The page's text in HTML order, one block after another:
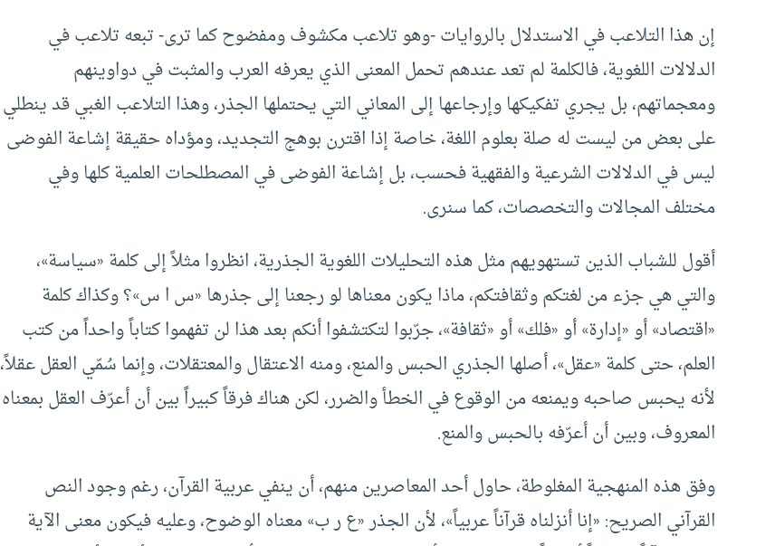
إن هذا التلاعب في الاستدلال بالروايات -وهو تلاعب مكشوف ومفضوح كما ترى- تبعه تلاعب في
الدلالات اللغوية، فالكلمة لم تعد عندهم تحمل المعنى الذي يعرفه العرب والمثبت في دواوينهم
ومعجماتهم، بل يجري تفكيكها وإرجاعها إلى المعاني التي يحتملها الجذر، وهذا التلاعب الغبي قد ينطلي
على بعض من ليست له صلة بعلوم اللغة، خاصة إذا اقترن بوهج التجديد، ومؤداه حقيقة إشاعة الفوضى
ليس في الدلالات الشرعية والفقهية فحسب، بل إشاعة الفوضى في المصطلحات العلمية كلها وفي
مختلف المجالات والتخصصات، كما سنرى.
أقول للشباب الذين تستهويهم مثل هذه التحليلات اللغوية الجذرية، انظروا مثلاً إلى كلمة «سياسة»،
والتي هي جزء من لغتكم وثقافتكم، ماذا يكون معناها لو رجعنا إلى جذرها «س ا س»؟ وكذاك كلمة
«اقتصاد» أو «إدارة» أو «فلك» أو «ثقافة»، جرّبوا لتكتشفوا أنكم بعد هذا لن تفهموا كتاباً واحداً من كتب
العلم، حتى كلمة «عقل»، أصلها الجذري الحبس والمنع، ومنه الاعتقال والمعتقلات، وإنما سُمّي العقل عقلاً،
لأنه يحبس صاحبه ويمنعه من الوقوع في الخطأ والضرر، لكن هناك فرقاً كبيراً بين أن أعرّف العقل بمعناه
المعروف، وبين أن أعرّفه بالحبس والمنع.
وفق هذه المنهجية المغلوطة، حاول أحد المعاصرين منهم، أن ينفي عربية القرآن، رغم وجود النص
القرآني الصريح: «إنا أنزلناه قرآناً عربياً»، لأن الجذر «ع ر ب» معناه الوضوح، وعليه فيكون معنى الآية